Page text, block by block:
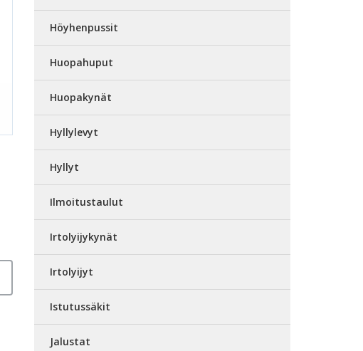
Höyhenpussit
Huopahuput
Huopakynät
Hyllylevyt
Hyllyt
Ilmoitustaulut
Irtolyijykynät
Irtolyijyt
Istutussäkit
Jalustat